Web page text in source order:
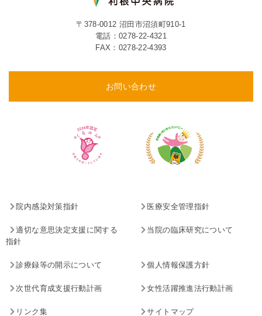
〒378-0012 沼田市沼須町910-1
電話： 0278-22-4321
FAX：0278-22-4393
お問い合わせ
院内感染対策指針 医療安全管理指針
適切な意思決定支援に関する
指針
当院の臨床研究について
診療録等の開示について 個人情報保護方針
次世代育成支援行動計画 女性活躍推進法行動計画
リンク集 サイトマップ